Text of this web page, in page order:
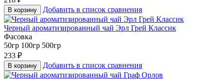
В корзину Добавить в список сравнения
Черный ароматизированный чай Эрл Грей Классик
Фасовка
50гр 100гр 500гр
233 ₽
В корзину Добавить в список сравнения